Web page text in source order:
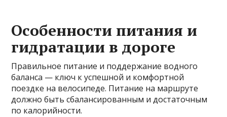
Особенности питания и
гидратации в дороге
Правильное питание и поддержание водного
баланса — ключ к успешной и комфортной
поездке на велосипеде. Питание на маршруте
должно быть сбалансированным и достаточным
по калорийности.